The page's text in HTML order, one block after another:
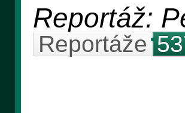
Reportáž:
Reportáže